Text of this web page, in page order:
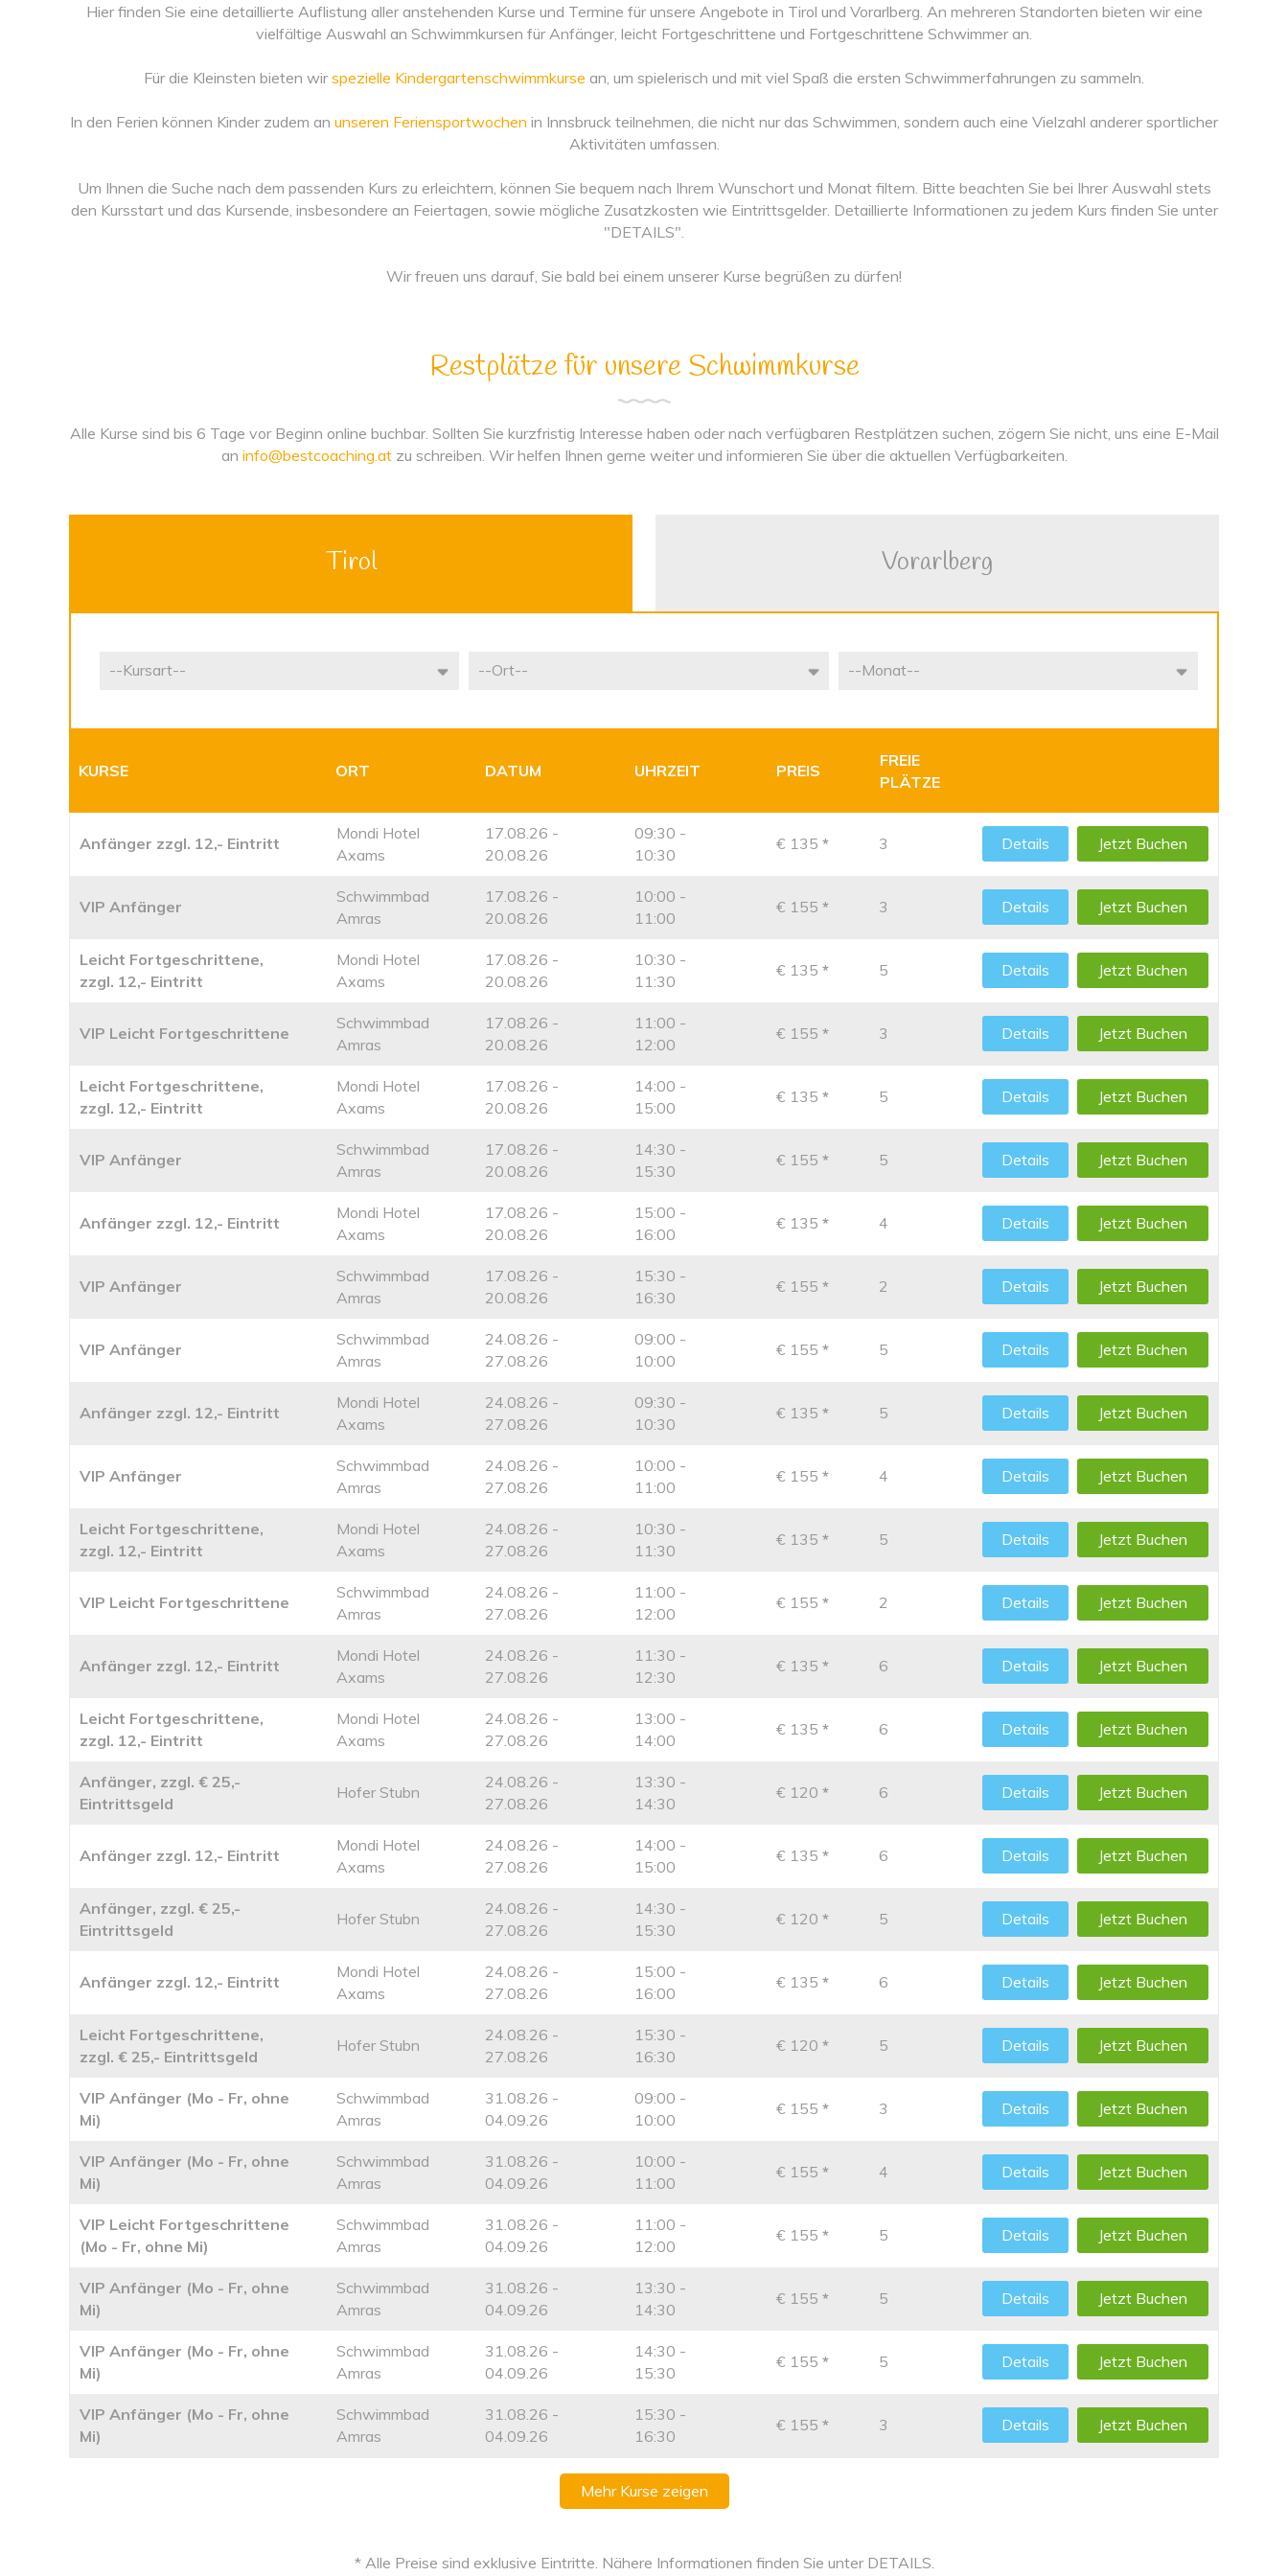
Hier finden Sie eine detaillierte Auflistung aller anstehenden Kurse und Termine für unsere Angebote in Tirol und Vorarlberg. An mehreren Standorten bieten wir eine
vielfältige Auswahl an Schwimmkursen für Anfänger, leicht Fortgeschrittene und Fortgeschrittene Schwimmer an.
Für die Kleinsten bieten wirspezielle Kindergartenschwimmkurse an, um spielerisch und mit viel Spaß die ersten Schwimmerfahrungen zu sammeln.
In den Ferien können Kinder zudem an unseren Feriensportwochen in Innsbruck teilnehmen, die nicht nur das Schwimmen, sondern auch eine Vielzahl anderer sportlicher
Aktivitäten umfassen.
Um Ihnen die Suche nach dem passenden Kurs zu erleichtern, können Sie bequem nach Ihrem Wunschort und Monat filtern. Bitte beachten Sie bei Ihrer Auswahl stets
den Kursstart und das Kursende, insbesondere an Feiertagen, sowie mögliche Zusatzkosten wie Eintrittsgelder. Detaillierte Informationen zu jedem Kurs finden Sie unter
"DETAILS".
Wir freuen uns darauf, Sie bald bei einem unserer Kurse begrüßen zu dürfen!
Restplätze für unsere Schwimmkurse
Alle Kurse sind bis 6 Tage vor Beginn online buchbar. Sollten Sie kurzfristig Interesse haben oder nach verfügbaren Restplätzen suchen, zögern Sie nicht, uns eine E-Mail
an info@bestcoaching.atzu schreiben. Wir helfen Ihnen gerne weiter und informieren Sie über die aktuellen Verfügbarkeiten.
Tirol Vorarlberg
KURSE ORT DATUM UHRZEIT PREIS
FREIE
PLÄTZE
Anfänger zzgl. 12,- Eintritt
Mondi Hotel
Axams
17.08.26 -
20.08.26
09:30 -
10:30
€ 135 * 3 Details Jetzt Buchen
VIP Anfänger
Schwimmbad
Amras
17.08.26 -
20.08.26
10:00 -
11:00
€ 155 * 3 Details Jetzt Buchen
Leicht Fortgeschrittene,
zzgl. 12,- Eintritt
Mondi Hotel
Axams
17.08.26 -
20.08.26
10:30 -
11:30
€ 135 * 5 Details Jetzt Buchen
VIP Leicht Fortgeschrittene
Schwimmbad
Amras
17.08.26 -
20.08.26
11:00 -
12:00
€ 155 * 3 Details Jetzt Buchen
Leicht Fortgeschrittene,
zzgl. 12,- Eintritt
Mondi Hotel
Axams
17.08.26 -
20.08.26
14:00 -
15:00
€ 135 * 5 Details Jetzt Buchen
VIP Anfänger
Schwimmbad
Amras
17.08.26 -
20.08.26
14:30 -
15:30
€ 155 * 5 Details Jetzt Buchen
Anfänger zzgl. 12,- Eintritt
Mondi Hotel
Axams
17.08.26 -
20.08.26
15:00 -
16:00
€ 135 * 4 Details Jetzt Buchen
VIP Anfänger
Schwimmbad
Amras
17.08.26 -
20.08.26
15:30 -
16:30
€ 155 * 2 Details Jetzt Buchen
VIP Anfänger
Schwimmbad
Amras
24.08.26 -
27.08.26
09:00 -
10:00
€ 155 * 5 Details Jetzt Buchen
Anfänger zzgl. 12,- Eintritt
Mondi Hotel
Axams
24.08.26 -
27.08.26
09:30 -
10:30
€ 135 * 5 Details Jetzt Buchen
VIP Anfänger
Schwimmbad
Amras
24.08.26 -
27.08.26
10:00 -
11:00
€ 155 * 4 Details Jetzt Buchen
Leicht Fortgeschrittene,
zzgl. 12,- Eintritt
Mondi Hotel
Axams
24.08.26 -
27.08.26
10:30 -
11:30
€ 135 * 5 Details Jetzt Buchen
VIP Leicht Fortgeschrittene
Schwimmbad
Amras
24.08.26 -
27.08.26
11:00 -
12:00
€ 155 * 2 Details Jetzt Buchen
Anfänger zzgl. 12,- Eintritt
Mondi Hotel
Axams
24.08.26 -
27.08.26
11:30 -
12:30
€ 135 * 6 Details Jetzt Buchen
Leicht Fortgeschrittene,
zzgl. 12,- Eintritt
Mondi Hotel
Axams
24.08.26 -
27.08.26
13:00 -
14:00
€ 135 * 6 Details Jetzt Buchen
Anfänger, zzgl. € 25,-
Eintrittsgeld
Hofer Stubn
24.08.26 -
27.08.26
13:30 -
14:30
€ 120 * 6 Details Jetzt Buchen
Anfänger zzgl. 12,- Eintritt
Mondi Hotel
Axams
24.08.26 -
27.08.26
14:00 -
15:00
€ 135 * 6 Details Jetzt Buchen
Anfänger, zzgl. € 25,-
Eintrittsgeld
Hofer Stubn
24.08.26 -
27.08.26
14:30 -
15:30
€ 120 * 5 Details Jetzt Buchen
Anfänger zzgl. 12,- Eintritt
Mondi Hotel
Axams
24.08.26 -
27.08.26
15:00 -
16:00
€ 135 * 6 Details Jetzt Buchen
Leicht Fortgeschrittene,
zzgl. € 25,- Eintrittsgeld
Hofer Stubn
24.08.26 -
27.08.26
15:30 -
16:30
€ 120 * 5 Details Jetzt Buchen
VIP Anfänger (Mo - Fr, ohne
Mi)
Schwimmbad
Amras
31.08.26 -
04.09.26
09:00 -
10:00
€ 155 * 3 Details Jetzt Buchen
VIP Anfänger (Mo - Fr, ohne
Mi)
Schwimmbad
Amras
31.08.26 -
04.09.26
10:00 -
11:00
€ 155 * 4 Details Jetzt Buchen
VIP Leicht Fortgeschrittene
(Mo - Fr, ohne Mi)
Schwimmbad
Amras
31.08.26 -
04.09.26
11:00 -
12:00
€ 155 * 5 Details Jetzt Buchen
VIP Anfänger (Mo - Fr, ohne
Mi)
Schwimmbad
Amras
31.08.26 -
04.09.26
13:30 -
14:30
€ 155 * 5 Details Jetzt Buchen
VIP Anfänger (Mo - Fr, ohne
Mi)
Schwimmbad
Amras
31.08.26 -
04.09.26
14:30 -
15:30
€ 155 * 5 Details Jetzt Buchen
VIP Anfänger (Mo - Fr, ohne
Mi)
Schwimmbad
Amras
31.08.26 -
04.09.26
15:30 -
16:30
€ 155 * 3 Details Jetzt Buchen
Mehr Kurse zeigen
* Alle Preise sind exklusive Eintritte. Nähere Informationen finden Sie unter DETAILS.